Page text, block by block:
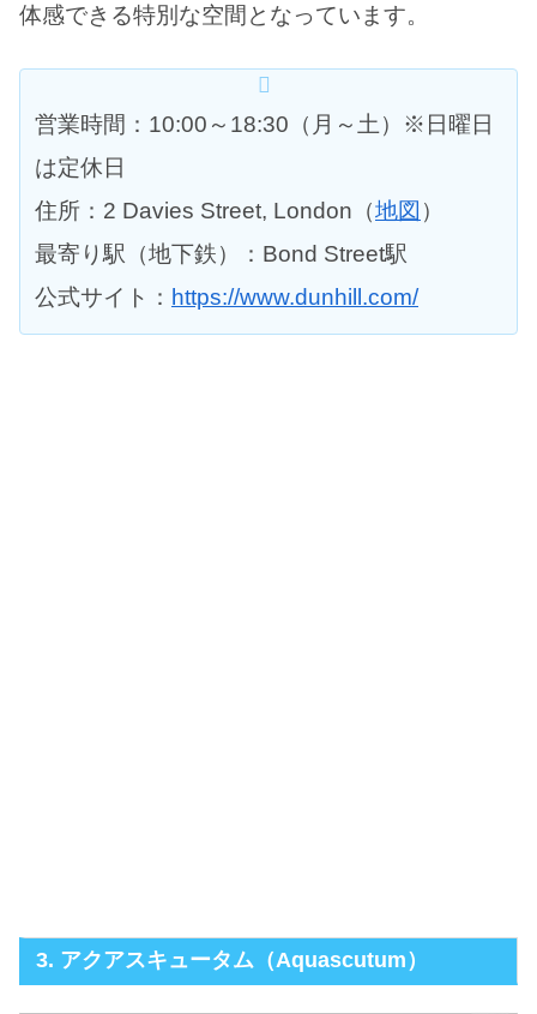
体感できる特別な空間となっています。
営業時間：10:00～18:30（月～土）※日曜日
は定休日
住所：2 Davies Street, London（地図 ）
最寄り駅（地下鉄）：Bond Street駅
公式サイト： https://www.dunhill.com/
3. アクアスキュータム（Aquascutum）